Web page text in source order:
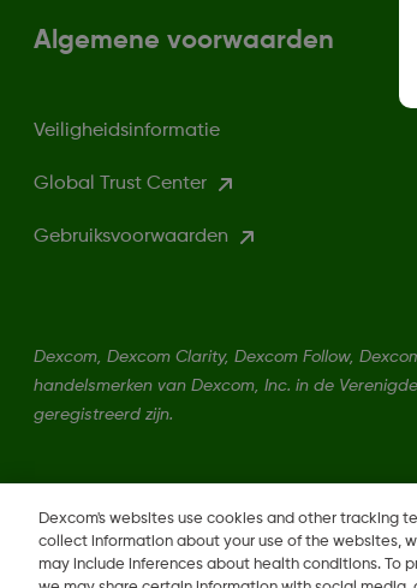
Algemene voorwaarden
Veiligheidsinformatie
Global Trust Center
Gebruiksvoorwaarden
Dexcom, Dexcom Clarity, Dexcom Follow,
handelsmerken van Dexcom, Inc. in de
geregistreerd zijn.
Dexcom's websites use cookies and other tracking
collect information about your use of the websites,
may include inferences about health conditions. To